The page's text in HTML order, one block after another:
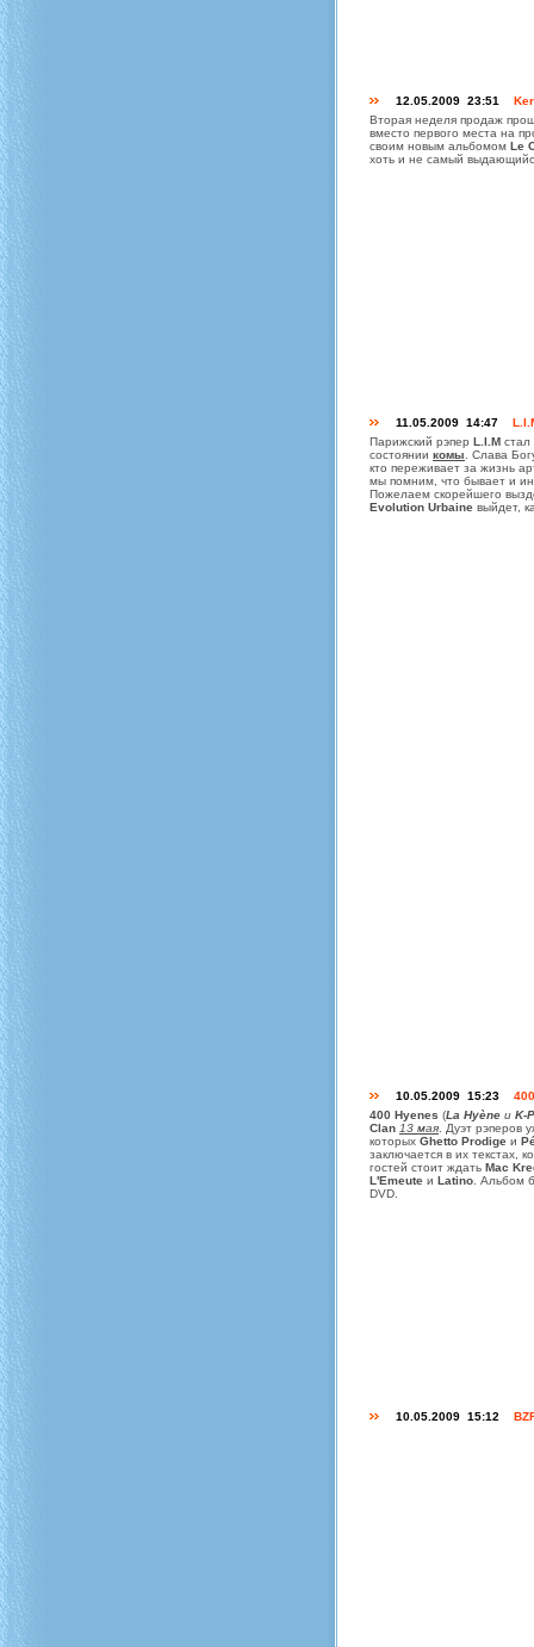
12.05.2009 23:51
Вторая неделя продаж
вместо первого места на
своим новым альбомом Le
хоть и не самый
11.05.2009 14:47
Парижский рэпер L.I.M стал
состоянии комы . Слава
кто переживает за жизнь
мы помним, что бывает и
Пожелаем скорейшего
Evolution Urbaine выйдет,
10.05.2009 15:23
400 Hyenes (La Hyène и K-
Clan 13 мая . Дуэт рэперов
которых Ghetto Prodige и
заключается в их текстах,
гостей стоит ждать Mac
L'Emeute и Latino . Альбом
DVD.
10.05.2009 15:12